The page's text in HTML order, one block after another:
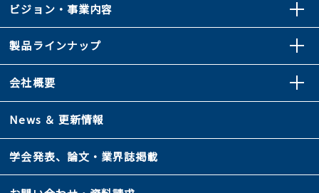
ビジョン・事業内容
製品ラインナップ
会社概要
News ＆ 更新情報
学会発表、論文・業界誌掲載